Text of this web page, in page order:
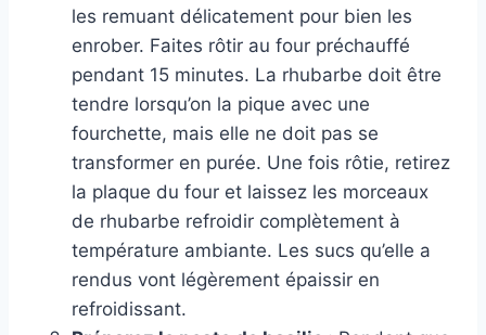
les remuant délicatement pour bien les
enrober. Faites rôtir au four préchauffé
pendant 15 minutes. La rhubarbe doit être
tendre lorsqu’on la pique avec une
fourchette, mais elle ne doit pas se
transformer en purée. Une fois rôtie, retirez
la plaque du four et laissez les morceaux
de rhubarbe refroidir complètement à
température ambiante. Les sucs qu’elle a
rendus vont légèrement épaissir en
refroidissant.